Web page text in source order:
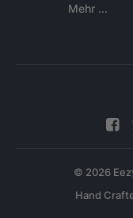
Mehr ...
© 2026